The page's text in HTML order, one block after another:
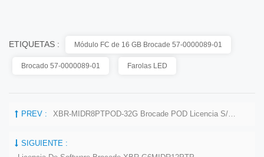
ETIQUETAS : Módulo FC de 16 GB Brocade 57-0000089-01
Brocado 57-0000089-01 Farolas LED
PREV :
SIGUIENTE :